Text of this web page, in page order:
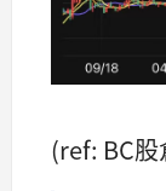
(ref: BC股